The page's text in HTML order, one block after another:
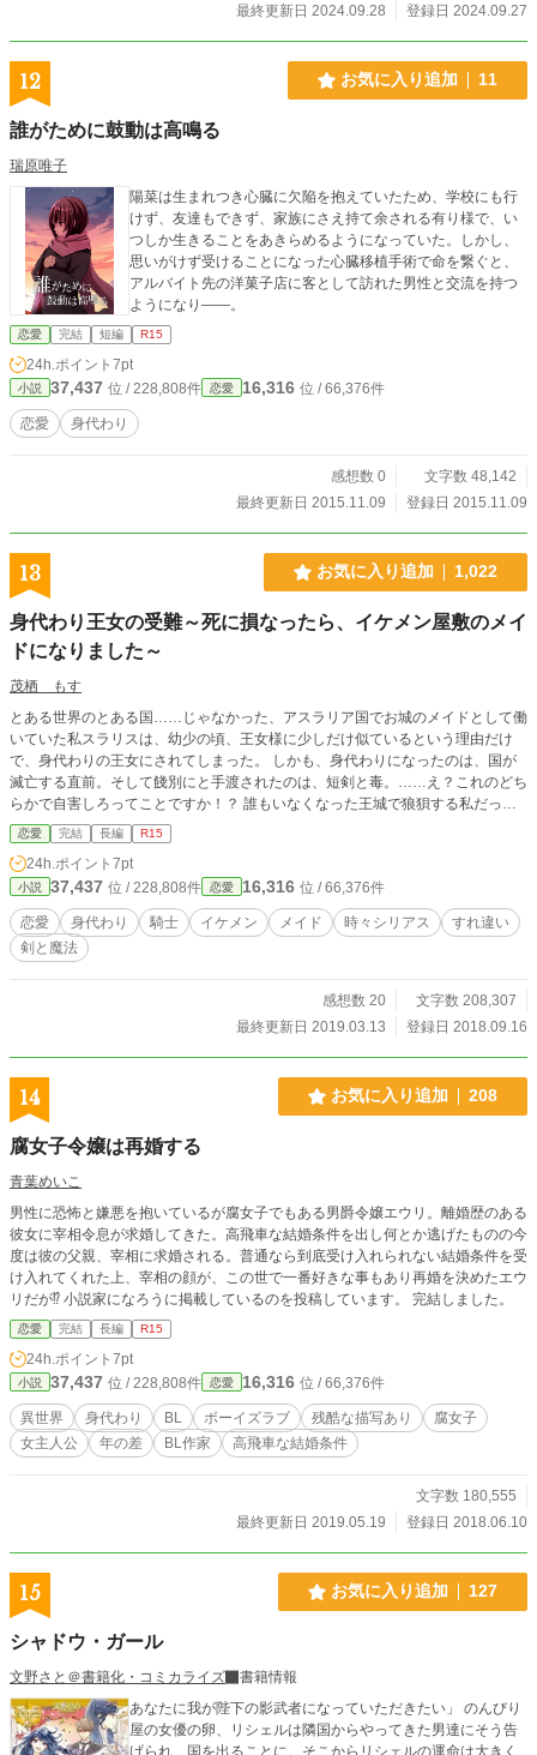
最終更新日 2024.09.28
登録日 2024.09.27
12 お気に入り追加 11
誰がために鼓動は高鳴る
瑞原唯子
陽菜は生まれつき心臓に欠陥を抱えていたため、学校にも行
けず、友達もできず、家族にさえ持て余される有り様で、い
つしか生きることをあきらめるようになっていた。しかし、
思いがけず受けることになった心臓移植手術で命を繋ぐと、
アルバイト先の洋菓子店に客として訪れた男性と交流を持つ
ようになり――。
恋愛 完結 短編 R15
24h.ポイント 7pt
小説 37,437 位 / 228,808件 恋愛 16,316 位 / 66,376件
恋愛 身代わり
感想数 0
文字数 48,142
最終更新日 2015.11.09
登録日 2015.11.09
13 お気に入り追加 1,022
身代わり王女の受難～死に損なったら、イケメン屋敷のメイ
ドになりました～
茂栖 もす
とある世界のとある国……じゃなかった、アスラリア国でお城のメイドとして働
いていた私スラリスは、幼少の頃、王女様に少しだけ似ているという理由だけ
で、身代わりの王女にされてしまった。 しかも、身代わりになったのは、国が
滅亡する直前。そして餞別にと手渡されたのは、短剣と毒。……え？これのどち
らかで自害しろってことですか！？ 誰もいなくなった王城で狼狽する私だった
けど、一人の騎士に救い出されたのだ。 あー良かった、これでハッピーエン
ド……とはいかず、これがこの物語の始まりだった。 身代わりの王女として救
い出された私はそれから色々受難が続くことに。それでも、めげずに頑張るの
は、それなりの理由がありました。
恋愛 完結 長編 R15
24h.ポイント 7pt
小説 37,437 位 / 228,808件 恋愛 16,316 位 / 66,376件
恋愛 身代わり 騎士 イケメン メイド 時々シリアス
すれ違い
剣と魔法
感想数 20
文字数 208,307
最終更新日 2019.03.13
登録日 2018.09.16
14 お気に入り追加 208
腐女子令嬢は再婚する
青葉めいこ
男性に恐怖と嫌悪を抱いているが腐女子でもある男爵令嬢エウリ。離婚歴のある
彼女に宰相令息が求婚してきた。高飛車な結婚条件を出し何とか逃げたものの今
度は彼の父親、宰相に求婚される。普通なら到底受け入れられない結婚条件を受
け入れてくれた上、宰相の顔が、この世で一番好きな事もあり再婚を決めたエウ
リだが⁉ 小説家になろうに掲載しているのを投稿しています。 完結しました。
恋愛 完結 長編 R15
24h.ポイント 7pt
小説 37,437 位 / 228,808件 恋愛 16,316 位 / 66,376件
異世界 身代わり BL ボーイズラブ 残酷な描写あり
腐女子
女主人公
年の差 BL作家 高飛車な結婚条件
文字数 180,555
最終更新日 2019.05.19
登録日 2018.06.10
15 お気に入り追加 127
シャドウ・ガール
文野さと＠書籍化・コミカライズ
書籍情報
あなたに我が陛下の影武者になっていただきたい」 のんびり
屋の女優の卵、リシェルは隣国からやってきた男達にそう告
げられ、国を出ることに。そこからリシェルの運命は大きく